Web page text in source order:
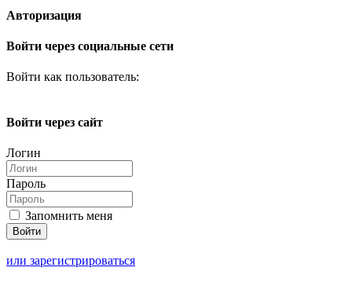
Авторизация
Войти через социальные сети
Войти как пользователь:
Войти через сайт
Логин
Пароль
Запомнить меня
или зарегистрироваться